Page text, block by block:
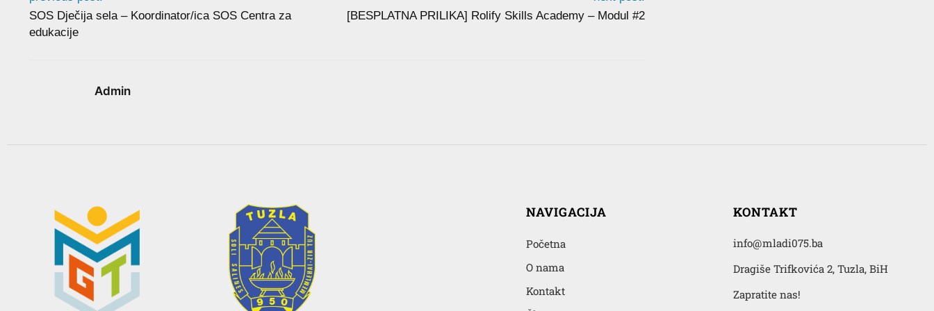
SOS Dječija sela – Koordinator/ica SOS Centra za
edukacije
[BESPLATNA PRILIKA] Rolify Skills Academy – Modul #2
Admin
NAVIGACIJA
Početna
O nama
Kontakt
KONTAKT
info@mladi075.ba
Dragiše Trifkovića 2, Tuzla, BiH
Zapratite nas!